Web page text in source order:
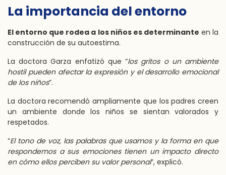
La importancia del entorno
El entorno que rodea a los niños es determinante en la
construcción de su autoestima.
La doctora Garza enfatizó que “los gritos o un ambiente
hostil pueden afectar la expresión y el desarrollo emocional
de los niños”.
La doctora recomendó ampliamente que los padres creen
un ambiente donde los niños se sientan valorados y
respetados.
“El tono de voz, las palabras que usamos y la forma en que
respondemos a sus emociones tienen un impacto directo
en cómo ellos perciben su valor personal”, explicó.